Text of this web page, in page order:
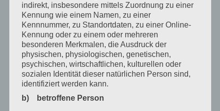
Januar 2021
Dezember 2020
Oktober 2020
August 2020
Juli 2020
Juni 2020
indirekt, insbesondere mittels Zuordnung zu einer
Kennung wie einem Namen, zu einer
Kennnummer, zu Standortdaten, zu einer Online-
Kennung oder zu einem oder mehreren
besonderen Merkmalen, die Ausdruck der
physischen, physiologischen, genetischen,
psychischen, wirtschaftlichen, kulturellen oder
sozialen Identität dieser natürlichen Person sind,
identifiziert werden kann.
b) betroffene Person